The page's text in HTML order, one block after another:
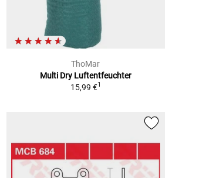
ThoMar
Multi Dry Luftentfeuchter
15,99 €1